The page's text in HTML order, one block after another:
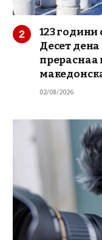
123
Десет
прераснаа
02/08/2026